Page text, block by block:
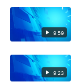
9:59
9:23